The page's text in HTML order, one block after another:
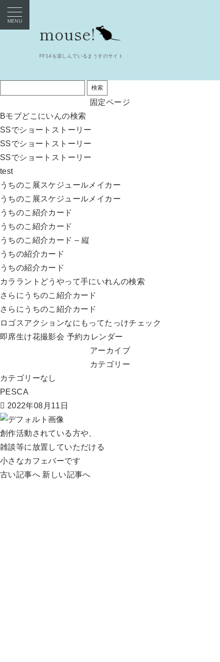
mouse!
FF14を楽しんでいるまうすのサイト
索:
固定ページ
Bモブどこにいんの検索
SSでショートストーリー
SSでショートストーリー
SSでショートストーリー
test
うちのこ展スケジュールメイカー
うちのこ展スケジュールメイカー
うちのこ紹介カード
うちのこ紹介カード
うちのこ紹介カード – 縦
うちの紹介カード
うちの紹介カード
カララントどうやって手にいれんの検索
さらにうちのこ紹介カード
さらにうちのこ紹介カード
ロゴスアクションなにもってたっけチェック
即席生け花撮影会 予約カレンダー
アーカイブ
カテゴリー
カテゴリーなし
PESCA
2022年08月11日
創作活動されている方や、
雑談等に放置していただける
小さなカフェバーです
古い記事へ 新しい記事へ